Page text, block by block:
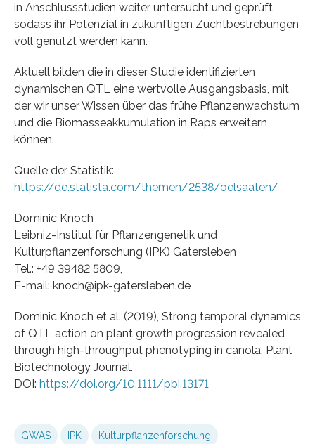
in Anschlussstudien weiter untersucht und geprüft,
sodass ihr Potenzial in zukünftigen Zuchtbestrebungen
voll genutzt werden kann.
Aktuell bilden die in dieser Studie identifizierten
dynamischen QTL eine wertvolle Ausgangsbasis, mit
der wir unser Wissen über das frühe Pflanzenwachstum
und die Biomasseakkumulation in Raps erweitern
können.
Quelle der Statistik:
https://de.statista.com/themen/2538/oelsaaten/
Dominic Knoch
Leibniz-Institut für Pflanzengenetik und
Kulturpflanzenforschung (IPK) Gatersleben
Tel.: +49 39482 5809,
E-mail: knoch@ipk-gatersleben.de
Dominic Knoch et al. (2019), Strong temporal dynamics
of QTL action on plant growth progression revealed
through high‐throughput phenotyping in canola. Plant
Biotechnology Journal.
DOI: https://doi.org/10.1111/pbi.13171
GWAS IPK Kulturpflanzenforschung